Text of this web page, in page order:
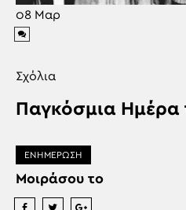
08 Μαρ
Σχόλια
Παγκόσμια Ημέρα
ΕΝΗΜΕΡΩΣΗ
Μοιράσου το